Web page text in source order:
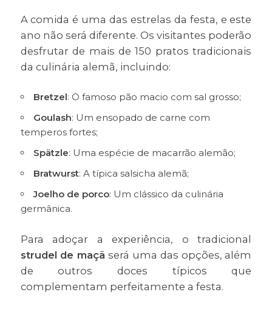
A comida é uma das estrelas da festa, e este
ano não será diferente. Os visitantes poderão
desfrutar de mais de 150 pratos tradicionais
da culinária alemã, incluindo:
Bretzel: O famoso pão macio com sal grosso;
Goulash: Um ensopado de carne com
temperos fortes;
Spätzle: Uma espécie de macarrão alemão;
Bratwurst: A típica salsicha alemã;
Joelho de porco: Um clássico da culinária
germânica.
Para adoçar a experiência, o tradicional
strudel de maçã será uma das opções, além
de outros doces típicos que
complementam perfeitamente a festa.